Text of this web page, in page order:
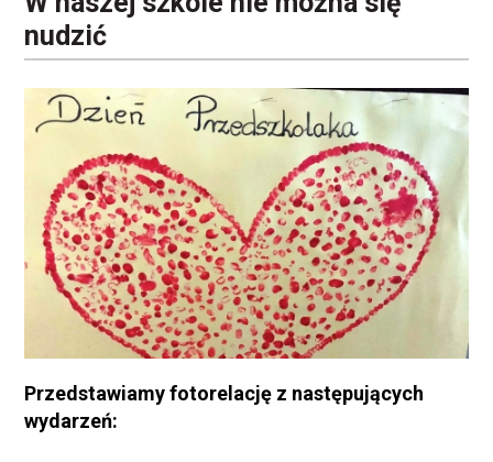
nudzić
Przedstawiamy fotorelację z następujących
wydarzeń: